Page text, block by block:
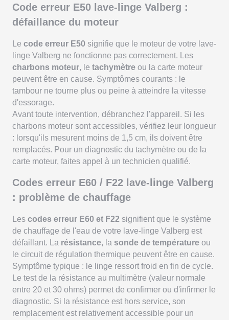
Code erreur E50 lave-linge Valberg :
défaillance du moteur
Le code erreur E50 signifie que le moteur de votre lave-
linge Valberg ne fonctionne pas correctement. Les
charbons moteur, le tachymètre ou la carte moteur
peuvent être en cause. Symptômes courants : le
tambour ne tourne plus ou peine à atteindre la vitesse
d'essorage.
Avant toute intervention, débranchez l'appareil. Si les
charbons moteur sont accessibles, vérifiez leur longueur
: lorsqu'ils mesurent moins de 1,5 cm, ils doivent être
remplacés. Pour un diagnostic du tachymètre ou de la
carte moteur, faites appel à un technicien qualifié.
Codes erreur E60 / F22 lave-linge Valberg
: problème de chauffage
Les codes erreur E60 et F22 signifient que le système
de chauffage de l'eau de votre lave-linge Valberg est
défaillant. La résistance, la sonde de température ou
le circuit de régulation thermique peuvent être en cause.
Symptôme typique : le linge ressort froid en fin de cycle.
Le test de la résistance au multimètre (valeur normale
entre 20 et 30 ohms) permet de confirmer ou d'infirmer le
diagnostic. Si la résistance est hors service, son
remplacement est relativement accessible pour un